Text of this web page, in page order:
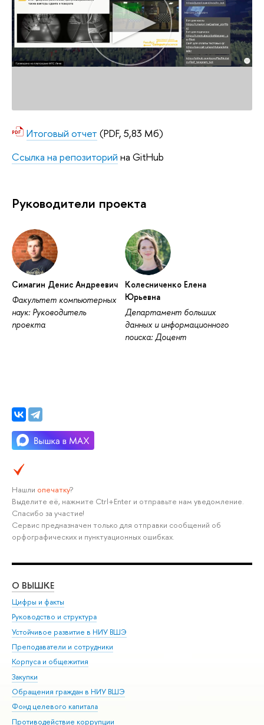
Итоговый отчет (PDF, 5,83 Мб)
Ссылка на репозиторий на GitHub
Руководители проекта
Симагин Денис Андреевич
Факультет компьютерных
наук: Руководитель
проекта
Колесниченко Елена
Юрьевна
Департамент больших
данных и информационного
поиска: Доцент
Нашли опечатку?
Выделите её, нажмите Ctrl+Enter и отправьте нам уведомление.
Спасибо за участие!
Сервис предназначен только для отправки сообщений об
орфографических и пунктуационных ошибках.
О ВЫШКЕ
Цифры и факты
Руководство и структура
Устойчивое развитие в НИУ ВШЭ
Преподаватели и сотрудники
Корпуса и общежития
Закупки
Обращения граждан в НИУ ВШЭ
Фонд целевого капитала
Противодействие коррупции